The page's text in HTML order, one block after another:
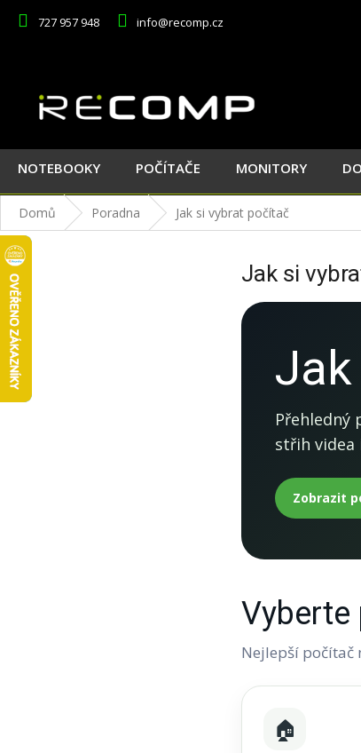
727 957 948 info@recomp.cz
NOTEBOOKY POČÍTAČE MONITORY
Domů Poradna Jak si vybrat počítač
Jak si
Přehledný
střih videa
Zobrazit
Vyberte
Nejlepší počítač
🏠